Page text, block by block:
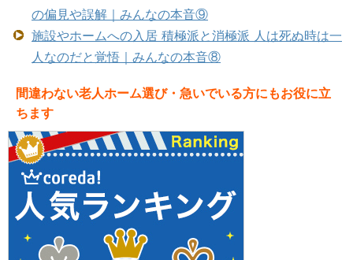
の偏見や誤解｜みんなの本音⑨
施設やホームへの入居 積極派と消極派 人は死ぬ時は一
人なのだと覚悟｜みんなの本音⑧
間違わない老人ホーム選び・急いでいる方にもお役に立
ちます